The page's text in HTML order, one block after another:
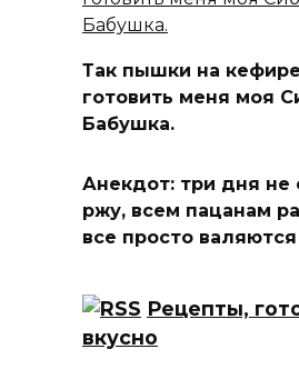
Так пышки на
готовить меня моя
Бабушка.
Анекдот: три дня
ржу, всем пацанам
все просто валяются
Рецепты,
вкусно